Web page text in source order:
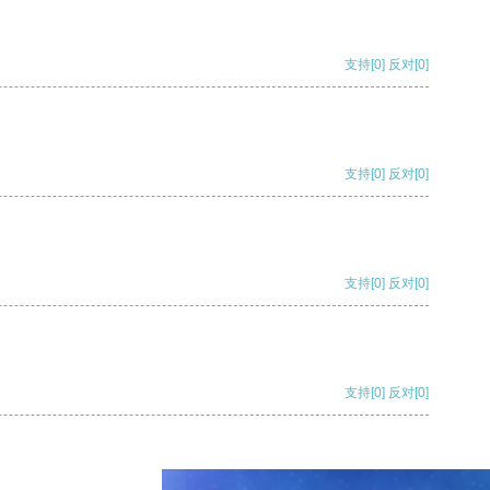
支持[0] 反对[0]
支持[0] 反对[0]
支持[0] 反对[0]
支持[0] 反对[0]